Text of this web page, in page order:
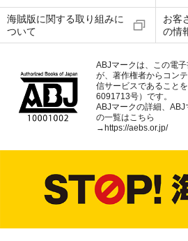
海賊版に関する取り組みに
ついて
お客
の情
ABJマークは、この電
が、著作権者からコン
信サービスであること
6091713号）です。
ABJマークの詳細、
の一覧はこちら
→https://aebs.or.jp/